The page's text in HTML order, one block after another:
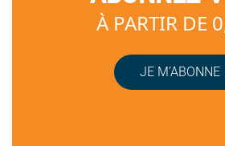
À PARTIR DE
JE M’ABONNE